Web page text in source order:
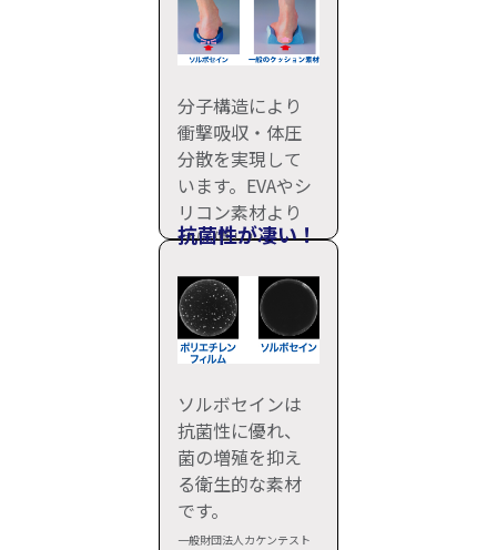
分子構造により
衝撃吸収・体圧
分散を実現して
います。EVAやシ
リコン素材より
体に優しい。
抗菌性が凄い！
ソルボセインは
抗菌性に優れ、
菌の増殖を抑え
る衛生的な素材
です。
一般財団法人カケンテスト